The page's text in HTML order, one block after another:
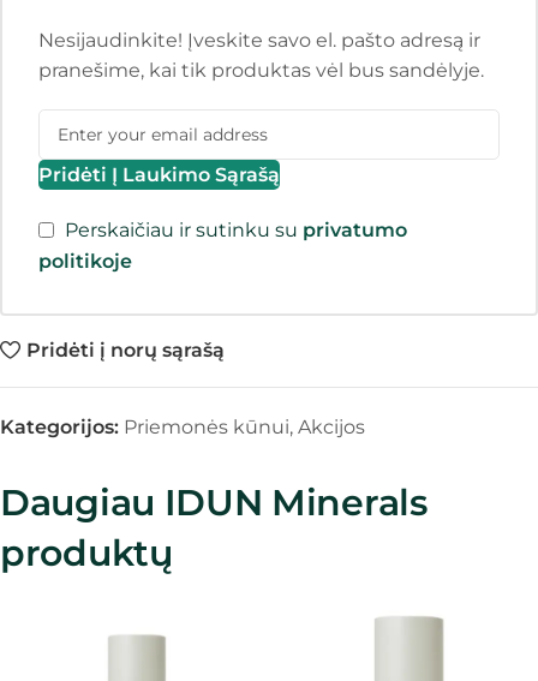
Nesijaudinkite! Įveskite savo el. pašto adresą ir
pranešime, kai tik produktas vėl bus sandėlyje.
Pridėti Į Laukimo Sąrašą
Perskaičiau ir sutinku su privatumo
politikoje
Pridėti į norų sąrašą
Kategorijos: Priemonės kūnui, Akcijos
Daugiau IDUN Minerals
produktų